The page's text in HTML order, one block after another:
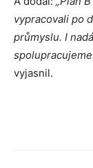
vypracovali po
průmyslu. I
vyjasnil.